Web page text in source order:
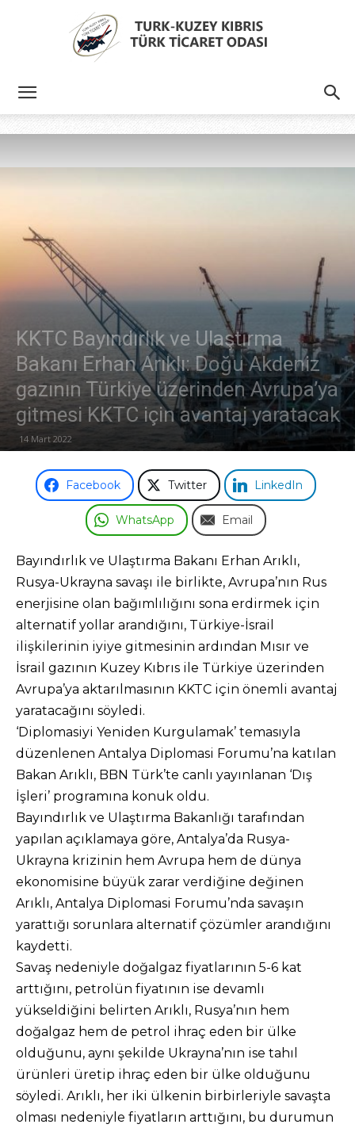
Odası
KKTC Bayındırlık ve Ulaştırma
Bakanı Erhan Arıklı: Doğu Akdeniz
gazının Türkiye üzerinden Avrupa’ya
gitmesi KKTC için avantaj yaratacak
14 Mart 2022
Facebook Twitter LinkedIn
WhatsApp Email
Bayındırlık ve Ulaştırma Bakanı Erhan Arıklı,
Rusya-Ukrayna savaşı ile birlikte, Avrupa’nın Rus
enerjisine olan bağımlılığını sona erdirmek için
alternatif yollar arandığını, Türkiye-İsrail
ilişkilerinin iyiye gitmesinin ardından Mısır ve
İsrail gazının Kuzey Kıbrıs ile Türkiye üzerinden
Avrupa’ya aktarılmasının KKTC için önemli avantaj
yaratacağını söyledi.
‘Diplomasiyi Yeniden Kurgulamak’ temasıyla
düzenlenen Antalya Diplomasi Forumu’na katılan
Bakan Arıklı, BBN Türk’te canlı yayınlanan ‘Dış
İşleri’ programına konuk oldu.
Bayındırlık ve Ulaştırma Bakanlığı tarafından
yapılan açıklamaya göre, Antalya’da Rusya-
Ukrayna krizinin hem Avrupa hem de dünya
ekonomisine büyük zarar verdiğine değinen
Arıklı, Antalya Diplomasi Forumu’nda savaşın
yarattığı sorunlara alternatif çözümler arandığını
kaydetti.
Savaş nedeniyle doğalgaz fiyatlarının 5-6 kat
arttığını, petrolün fiyatının ise devamlı
yükseldiğini belirten Arıklı, Rusya’nın hem
doğalgaz hem de petrol ihraç eden bir ülke
olduğunu, aynı şekilde Ukrayna’nın ise tahıl
ürünleri üretip ihraç eden bir ülke olduğunu
söyledi. Arıklı, her iki ülkenin birbirleriyle savaşta
olması nedeniyle fiyatların arttığını, bu durumun